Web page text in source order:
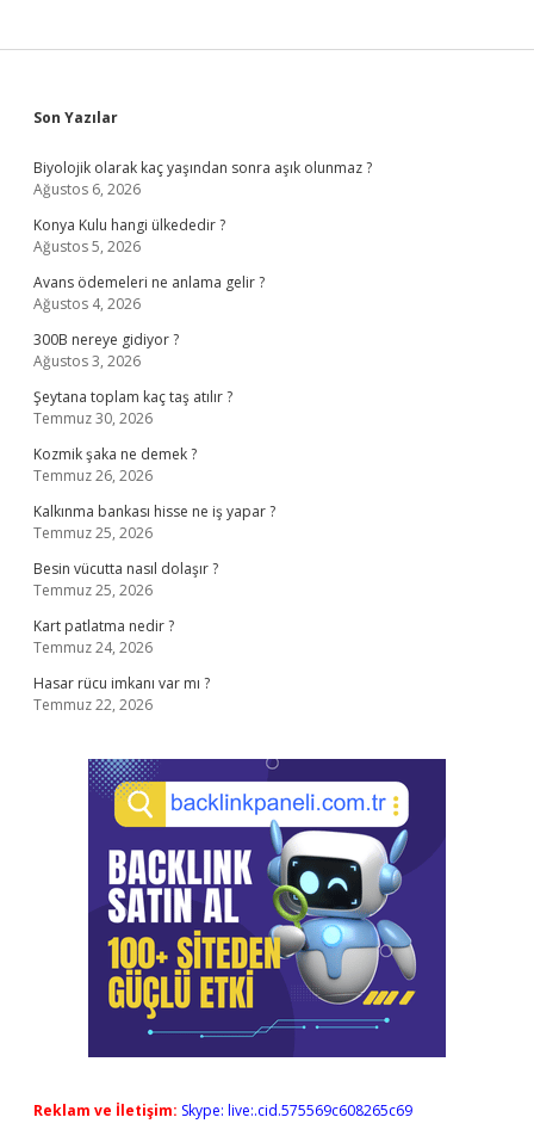
Sidebar
Son Yazılar
Biyolojik olarak kaç yaşından sonra aşık olunmaz ?
Ağustos 6, 2026
Konya Kulu hangi ülkededir ?
Ağustos 5, 2026
Avans ödemeleri ne anlama gelir ?
Ağustos 4, 2026
300B nereye gidiyor ?
Ağustos 3, 2026
Şeytana toplam kaç taş atılır ?
Temmuz 30, 2026
Kozmik şaka ne demek ?
Temmuz 26, 2026
Kalkınma bankası hisse ne iş yapar ?
Temmuz 25, 2026
Besin vücutta nasıl dolaşır ?
Temmuz 25, 2026
Kart patlatma nedir ?
Temmuz 24, 2026
Hasar rücu imkanı var mı ?
Temmuz 22, 2026
Reklam ve İletişim: Skype: live:.cid.575569c608265c69